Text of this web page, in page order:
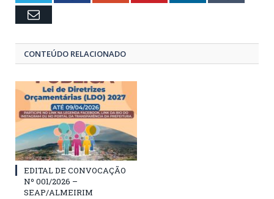
Email
CONTEÚDO RELACIONADO
EDITAL DE CONVOCAÇÃO
Nº 001/2026 –
SEAP/ALMEIRIM